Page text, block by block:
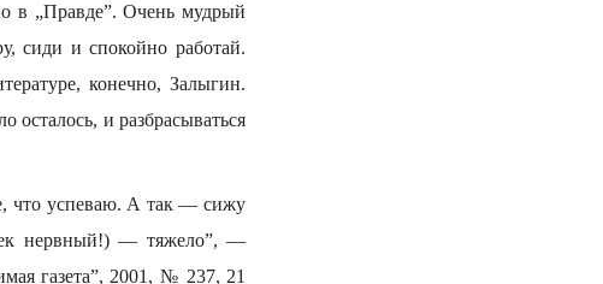
в „Правде”. Очень мудрый
сиди и спокойно работай.
конечно, Залыгин.
и разбрасываться
что успеваю. А так — сижу
нервный!) — тяжело”, —
газета”, 2001, № 237, 21